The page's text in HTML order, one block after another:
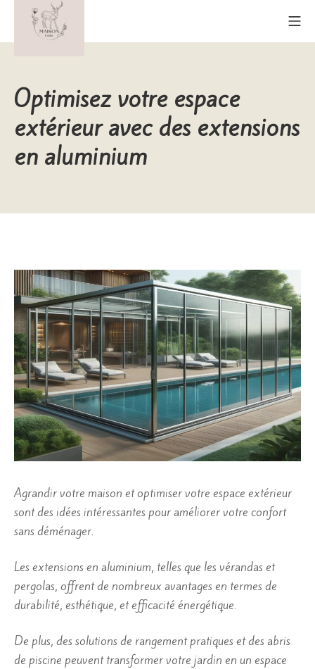
contenu
Optimisez votre espace
extérieur avec des extensions
en aluminium
Agrandir votre maison et optimiser votre espace extérieur
sont des idées intéressantes pour améliorer votre confort
sans déménager.
Les extensions en aluminium, telles que les vérandas et
pergolas, offrent de nombreux avantages en termes de
durabilité, esthétique, et efficacité énergétique.
De plus, des solutions de rangement pratiques et des abris
de piscine peuvent transformer votre jardin en un espace